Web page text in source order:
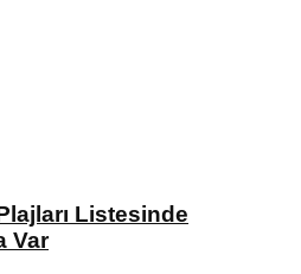
Listesinde
Var